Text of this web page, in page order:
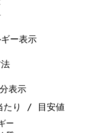
ー表示
表示
たり / 目安値
ー